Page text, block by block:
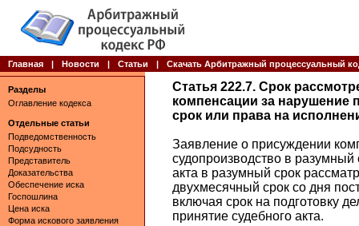
Главная | Новости | Статьи | Скачать Арбитражный процессуальный
Разделы
Оглавление кодекса
Отдельные статьи
Подведомственность
Подсудность
Представитель
Доказательства
Обеспечение иска
Госпошлина
Цена иска
Форма искового заявления
Статья 222.7. Срок
компенсации за нарушение
срок или права на
Заявление о присуждении
судопроизводство в
акта в разумный срок
двухмесячный срок со дня
включая срок на подготовку
принятие судебного акта.